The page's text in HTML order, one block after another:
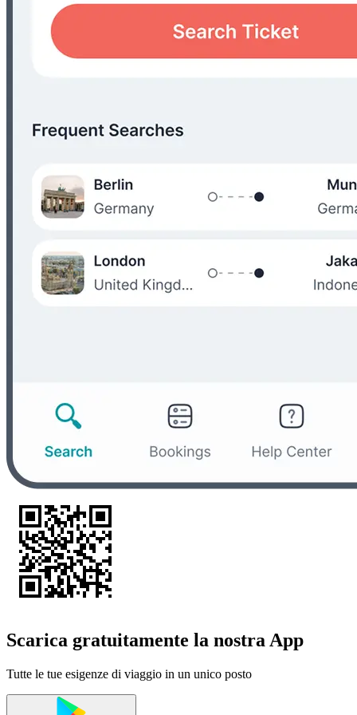
Scarica gratuitamente la nostra App
Tutte le tue esigenze di viaggio in un unico posto